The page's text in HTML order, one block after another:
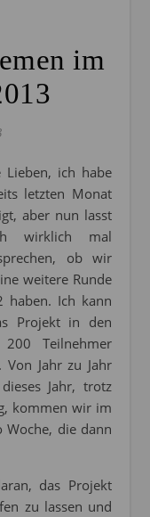
im
letzten Monat
aber nun lasst
wirklich mal
ob wir
weitere Runde
haben. Ich kann
Projekt in den
Teilnehmer
Jahr zu Jahr
Jahr, trotz
kommen wir im
die dann
das Projekt
zu lassen und